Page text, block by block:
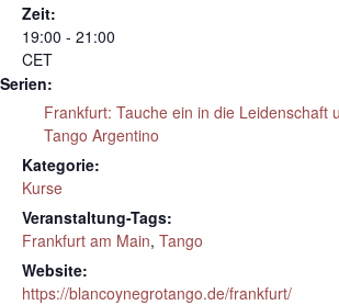
Zeit:
19:00 - 21:00
CET
Serien:
Frankfurt: Tauche ein in die Leidenschaft
Tango Argentino
Kategorie:
Kurse
Veranstaltung-Tags:
Frankfurt am Main, Tango
Website:
https://blancoynegrotango.de/frankfurt/